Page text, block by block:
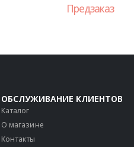
Предзаказ
ОБСЛУЖИВАНИЕ КЛИЕНТОВ
Каталог
О магазине
Контакты